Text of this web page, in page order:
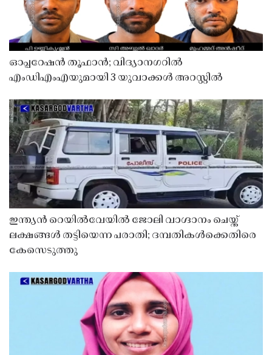
ഓപ്പറേഷൻ തൂഫാൻ; വിദ്യാനഗറിൽ
എംഡിഎംഎയുമായി 3 യുവാക്കൾ അറസ്റ്റിൽ
ഇന്ത്യൻ റെയിൽവേയിൽ ജോലി വാഗ്ദാനം ചെയ്ത്
ലക്ഷങ്ങൾ തട്ടിയെന്ന പരാതി; ദമ്പതികൾക്കെതിരെ
കേസെടുത്തു